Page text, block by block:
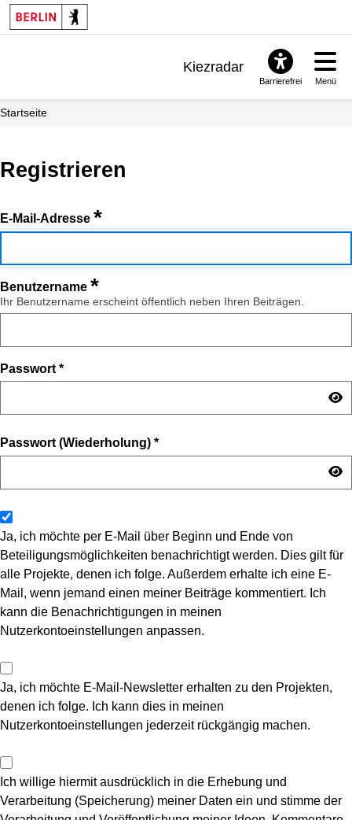
Kiezradar
Barrierefrei Menü
Startseite
Registrieren
E-Mail-Adresse *
Benutzername *
Ihr Benutzername erscheint öffentlich neben Ihren Beiträgen.
Passwort *
Passwort (Wiederholung) *
Ja, ich möchte per E-Mail über Beginn und Ende von
Beteiligungsmöglichkeiten benachrichtigt werden. Dies gilt für
alle Projekte, denen ich folge. Außerdem erhalte ich eine E-
Mail, wenn jemand einen meiner Beiträge kommentiert. Ich
kann die Benachrichtigungen in meinen
Nutzerkontoeinstellungen anpassen.
Ja, ich möchte E-Mail-Newsletter erhalten zu den Projekten,
denen ich folge. Ich kann dies in meinen
Nutzerkontoeinstellungen jederzeit rückgängig machen.
Ich willige hiermit ausdrücklich in die Erhebung und
Verarbeitung (Speicherung) meiner Daten ein und stimme der